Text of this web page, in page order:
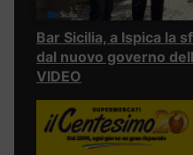
Bar Sicilia, a Ispica la
dal nuovo governo
VIDEO